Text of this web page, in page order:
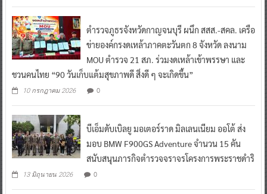
ตำรวจภูธรจังหวัดกาญจนบุรี ผนึก สสส.-สคล. เครือ
ข่ายองค์กรงดเหล้าภาคตะวันตก 8 จังหวัด ลงนาม
MOU ตำรวจ 21 สภ. ร่วมงดเหล้าเข้าพรรษา และ
ชวนคนไทย “90 วันเก็บแต้มสุขภาพดี สิ่งดี ๆ จะเกิดขึ้น”
10 กรกฎาคม 2026 0
บีเอ็มดับเบิลยู มอเตอร์ราด มิลเลนเนียม ออโต้ ส่ง
มอบ BMW F900GS Adventure จำนวน 15 คัน
สนับสนุนภารกิจตำรวจจราจรโครงการพระราชดำริ
13 มิถุนายน 2026 0